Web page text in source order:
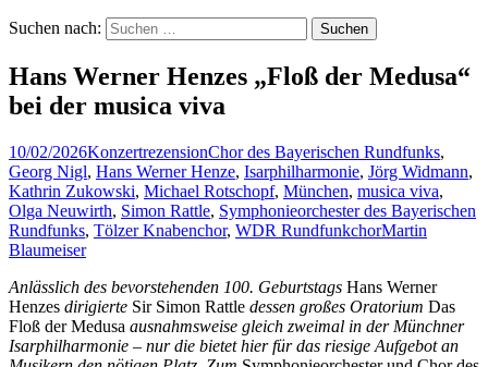
Suchen nach:
Hans Werner Henzes „Floß der Medusa“
bei der musica viva
10/02/2026KonzertrezensionChor des Bayerischen Rundfunks,
Georg Nigl, Hans Werner Henze, Isarphilharmonie, Jörg Widmann,
Kathrin Zukowski, Michael Rotschopf, München, musica viva,
Olga Neuwirth, Simon Rattle, Symphonieorchester des Bayerischen
Rundfunks, Tölzer Knabenchor, WDR RundfunkchorMartin
Blaumeiser
Anlässlich des bevorstehenden 100. Geburtstags Hans Werner
Henzes dirigierte Sir Simon Rattle dessen großes Oratorium Das
Floß der Medusa ausnahmsweise gleich zweimal in der Münchner
Isarphilharmonie ‒ nur die bietet hier für das riesige Aufgebot an